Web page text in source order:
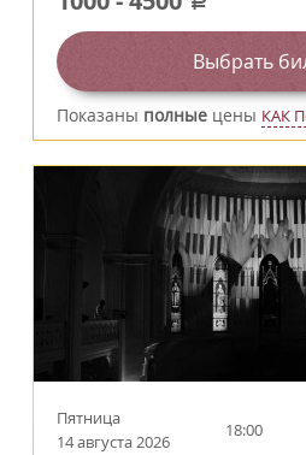
Выбрать
Показаны полные цены КАК
Пятница
14 августа 2026
18:00